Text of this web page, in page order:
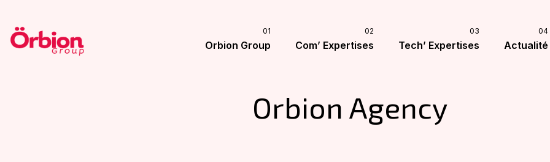
Orbion Group Com’ Expertises Tech’ Expertises Actualité
Orbion Agency